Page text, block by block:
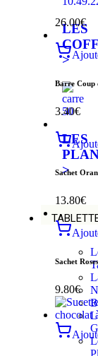
LES
>
LES
>
26.00€
Barre Coup
3.40€
Sachet
13.80€
Sachet
9.80€